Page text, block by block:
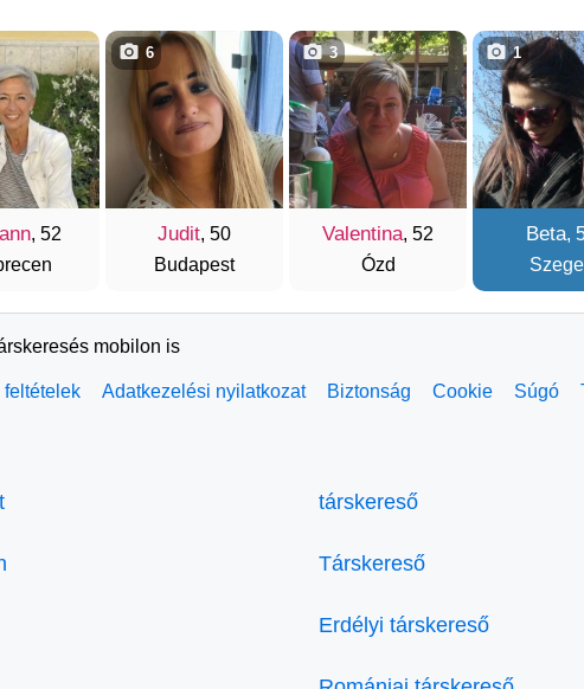
, 52
Judit, 50
Budapest
6
Valentina, 52
Ózd
3
Beta,
1
mobilon is
feltételek Adatkezelési nyilatkozat Biztonság Cookie Súgó
társkereső
Társkereső
Erdélyi társkereső